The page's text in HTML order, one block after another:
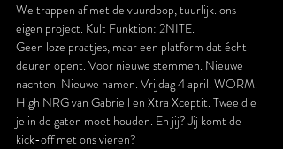
We trappen af met de vuurdoop, tuurlijk. ons
eigen project. Kult Funktion: 2NITE.
Geen loze praatjes, maar een platform dat écht
deuren opent. Voor nieuwe stemmen. Nieuwe
nachten. Nieuwe namen. Vrijdag 4 april. WORM.
High NRG van Gabriell en Xtra Xceptit. Twee die
je in de gaten moet houden. En jij? Jij komt de
kick-off met ons vieren?